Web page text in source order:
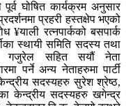
घोषित कार्यक्रम अनुसार
प्रहरी हस्तक्षेप भएको
¥याली रत्नपार्कको बसपार्क
स्थायी समिति सदस्य तथा
गजुरेल सहित सयौं नेता
पर्ने अन्य नेताहरुमा पार्टी
सदस्यहरु सुरेश श्रेष्ठ,
केन्द्रीय सदस्यहरु खगेन्द्र